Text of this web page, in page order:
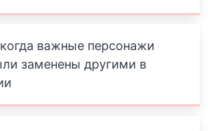
важные персонажи
заменены другими в